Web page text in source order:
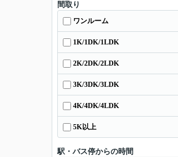
間取り
ワンルーム
1K/1DK/1LDK
2K/2DK/2LDK
3K/3DK/3LDK
4K/4DK/4LDK
5K以上
駅・バス停からの時間